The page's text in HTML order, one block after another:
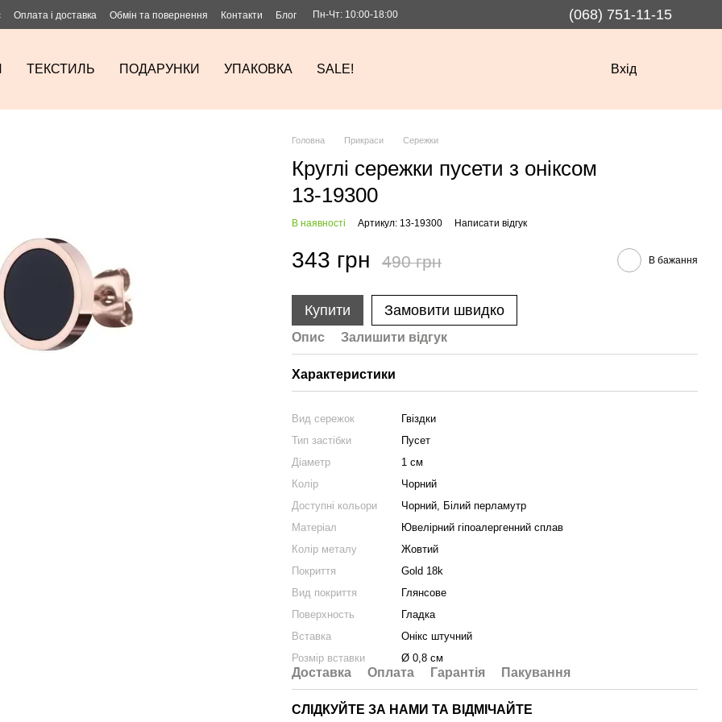
Оплата і доставка Обмін та повернення Контакти Блог Пн-Чт: 10:00-18:00 (068) 751-11-15
ТЕКСТИЛЬ ПОДАРУНКИ УПАКОВКА SALE! Вхід
Головна Прикраси Сережки
Круглі сережки пусети з оніксом
13-19300
В наявності Артикул: 13-19300 Написати відгук
343 грн 490 грн В бажання
Купити Замовити швидко
Опис Залишити вiдгук
Характеристики
Вид сережок
Гвіздки
Тип застібки
Пусет
Діаметр
1 см
Колір
Чорний
Доступні кольори
Чорний, Білий перламутр
Матеріал
Ювелірний гіпоалергенний сплав
Колір металу
Жовтий
Покриття
Gold 18k
Вид покриття
Глянсове
Поверхность
Гладка
Вставка
Онікс штучний
Розмір вставки
Ø 0,8 см
Доставка Оплата Гарантія Пакування
СЛІДКУЙТЕ ЗА НАМИ ТА ВІДМІЧАЙТЕ